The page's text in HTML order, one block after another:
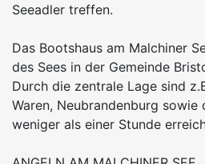
Seeadler treffen.
Das Bootshaus am Malchiner
des Sees in der Gemeinde
Durch die zentrale Lage sind
Waren, Neubrandenburg sowie
weniger als einer Stunde